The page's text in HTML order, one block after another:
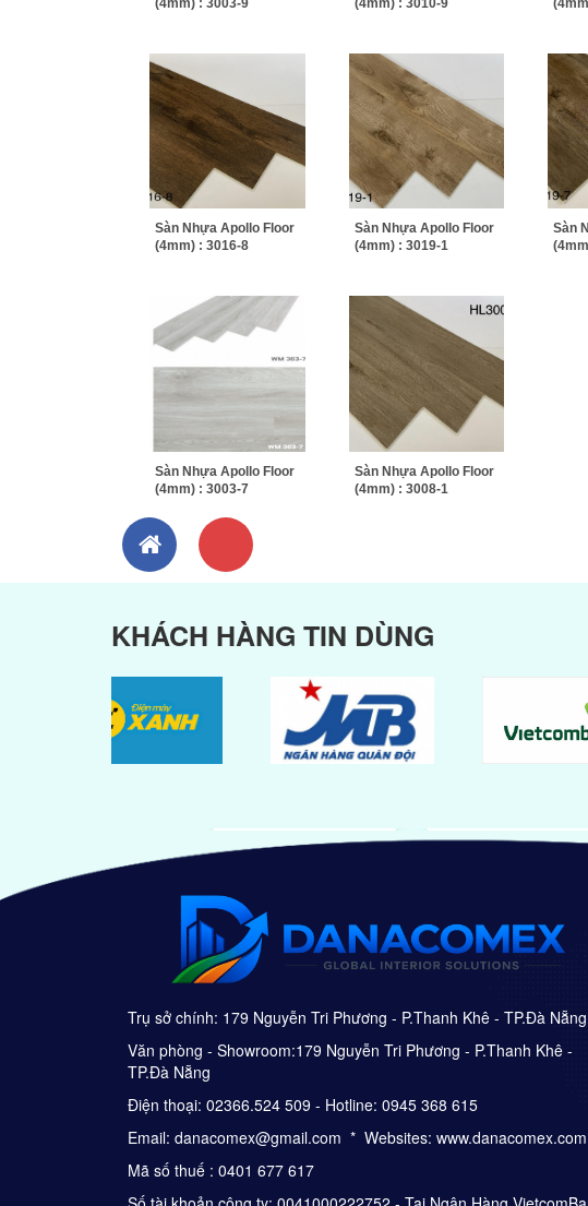
Sàn Nhựa Apollo Floor
(4mm) : 3016-8
Sàn Nhựa Apollo Floor
(4mm) : 3019-1
Sàn
Sàn Nhựa Apollo Floor
(4mm) : 3003-7
Sàn Nhựa Apollo Floor
(4mm) : 3008-1
KHÁCH HÀNG TIN DÙNG
Trụ sở chính: 179 Nguyễn Tri Phương - P.Thanh Khê - TP.Đà Nẵng
Văn phòng - Showroom:179 Nguyễn Tri Phương - P.Thanh Khê -
TP.Đà Nẵng
Điện thoại: 02366.524 509 - Hotline: 0945 368 615
Email: danacomex@gmail.com * Websites: www.danacomex.com
Mã số thuế : 0401 677 617